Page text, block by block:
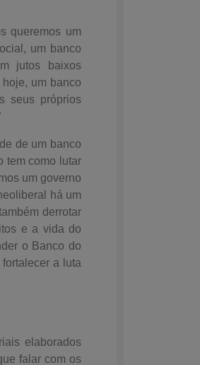
queremos um
um banco
jutos baixos
um banco
seus próprios
de um banco
tem como lutar
um governo
há um
derrotar
e a vida do
o Banco do
a luta
elaborados
falar com os